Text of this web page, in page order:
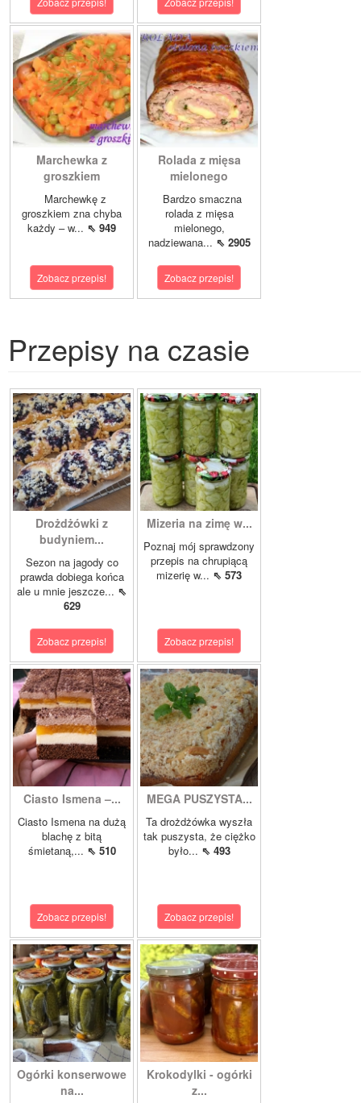
Marchewka z
groszkiem
Marchewkę z
groszkiem zna chyba
każdy – w... ⇖ 949
Zobacz przepis!
Rolada z mięsa
mielonego
Bardzo smaczna
rolada z mięsa
mielonego,
nadziewana... ⇖ 2905
Zobacz przepis!
Przepisy na czasie
Drożdżówki z
budyniem...
Sezon na jagody co
prawda dobiega końca
ale u mnie jeszcze... ⇖
629
Zobacz przepis!
Mizeria na zimę w...
Poznaj mój sprawdzony
przepis na chrupiącą
mizerię w... ⇖ 573
Zobacz przepis!
Ciasto Ismena –...
Ciasto Ismena na dużą
blachę z bitą
śmietaną,... ⇖ 510
Zobacz przepis!
MEGA PUSZYSTA...
Ta drożdżówka wyszła
tak puszysta, że ciężko
było... ⇖ 493
Zobacz przepis!
Ogórki konserwowe
na...
Krokodylki - ogórki
z...